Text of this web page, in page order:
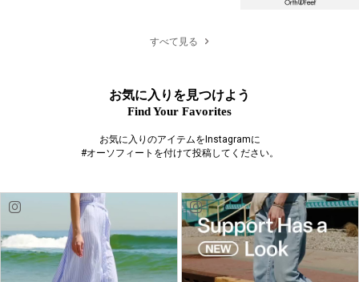
すべて見る
お気に入りを見つけよう
Find Your Favorites
お気に入りのアイテムをInstagramに
#オーソフィートを付けて投稿してください。